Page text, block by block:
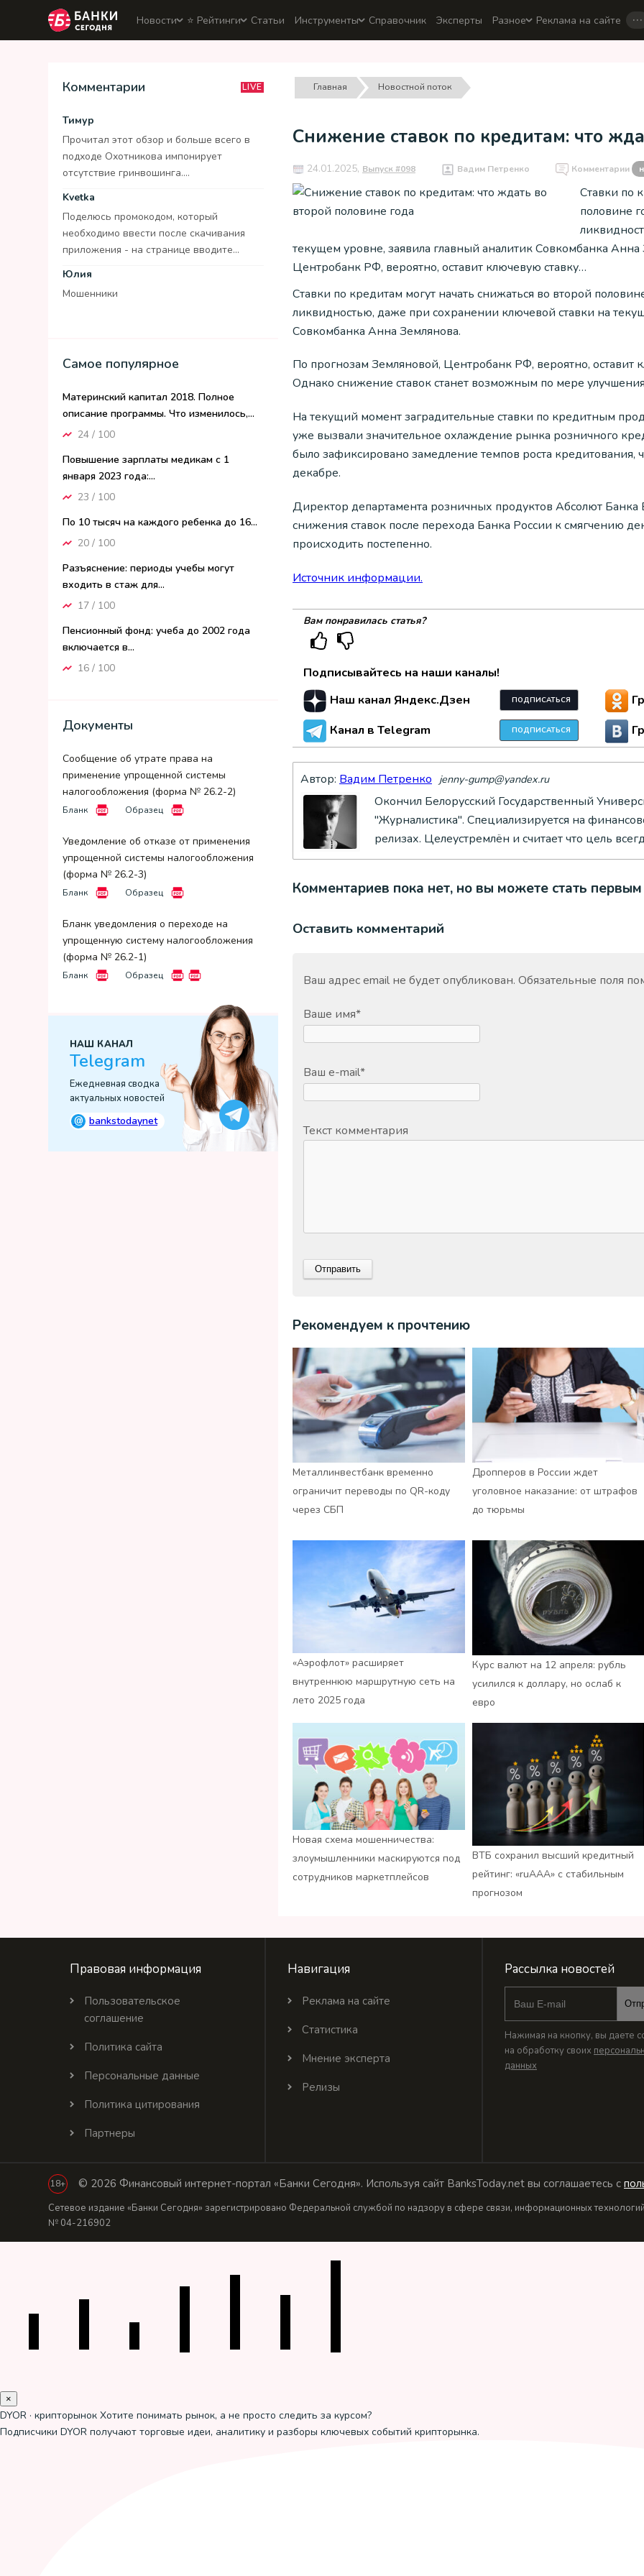
Новости ⭐️ Рейтинги Статьи Инструменты Справочник Эксперты Разное Реклама на сайте …
Комментарии LIVE
Тимур
Прочитал этот обзор и больше всего в
подходе Охотникова импонирует
отсутствие гринвошинга....
Kvetka
Поделюсь промокодом, который
необходимо ввести после скачивания
приложения - на странице вводите...
Юлия
Мошенники
Самое популярное
Материнский капитал 2018. Полное
описание программы. Что изменилось,...
24 / 100
Повышение зарплаты медикам с 1
января 2023 года:...
23 / 100
По 10 тысяч на каждого ребенка до 16...
20 / 100
Разъяснение: периоды учебы могут
входить в стаж для...
17 / 100
Пенсионный фонд: учеба до 2002 года
включается в...
16 / 100
Документы
Сообщение об утрате права на
применение упрощенной системы
налогообложения (форма № 26.2-2)
Бланк Образец
Уведомление об отказе от применения
упрощенной системы налогообложения
(форма № 26.2-3)
Бланк Образец
Бланк уведомления о переходе на
упрощенную систему налогообложения
(форма № 26.2-1)
Бланк Образец
НАШ КАНАЛ
Telegram
Ежедневная сводка
актуальных новостей
@ bankstodaynet
Главная Новостной поток
Снижение ставок по кредитам: что
24.01.2025, Выпуск #098 Вадим Петренко Комментарии
Ставки по
половине
текущем уровне, заявила главный аналитик Совкомбанка
Центробанк РФ, вероятно, оставит ключевую ставку…
Ставки по кредитам могут начать снижаться во второй
ликвидностью, даже при сохранении ключевой ставки на
Совкомбанка Анна Землянова.
По прогнозам Земляновой, Центробанк РФ, вероятно, оставит
Однако снижение ставок станет возможным по мере
На текущий момент заградительные ставки по кредитным
уже вызвали значительное охлаждение рынка розничного
было зафиксировано замедление темпов роста кредитования,
декабре.
Директор департамента розничных продуктов Абсолют Банка
снижения ставок после перехода Банка России к смягчению
происходить постепенно.
Источник информации.
Вам понравилась статья?
Подписывайтесь на наши каналы!
Наш канал Яндекс.Дзен
ПОДПИСАТЬСЯ
Канал в Telegram ПОДПИСАТЬСЯ
Автор: Вадим Петренко jenny-gump@yandex.ru
Окончил Белорусский Государственный
"Журналистика". Специализируется на
релизах. Целеустремлён и считает что цель
Комментариев пока нет, но вы можете стать первым
Оставить комментарий
Ваш адрес email не будет опубликован. Обязательные поля
Ваше имя*
Ваш e-mail*
Текст комментария
Рекомендуем к прочтению
Металлинвестбанк временно
ограничит переводы по QR-коду
через СБП
Дропперов в России ждет
уголовное наказание: от штрафов
до тюрьмы
«Аэрофлот» расширяет
внутреннюю маршрутную сеть на
лето 2025 года
Курс валют на 12 апреля: рубль
усилился к доллару, но ослаб к
евро
Новая схема мошенничества:
злоумышленники маскируются под
сотрудников маркетплейсов
ВТБ сохранил высший кредитный
рейтинг: «ruАAA» с стабильным
прогнозом
Правовая информация
Пользовательское
соглашение
Политика сайта
Персональные данные
Политика цитирования
Партнеры
Навигация
Реклама на сайте
Статистика
Мнение эксперта
Релизы
Рассылка новостей
Нажимая на кнопку, вы даете
на обработку своих
данных
18+ © 2026 Финансовый интернет-портал «Банки Сегодня». Используя сайт BanksToday.net вы соглашаетесь с
Сетевое издание «Банки Сегодня» зарегистрировано Федеральной службой по надзору в сфере связи, информационных
№ 04-216902
×
DYOR · крипторынок Хотите понимать рынок, а не просто следить за курсом?
Подписчики DYOR получают торговые идеи, аналитику и разборы ключевых событий крипторынка.